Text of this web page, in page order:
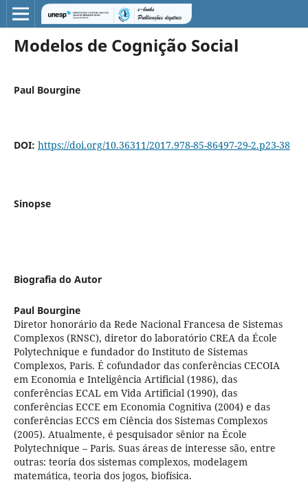
Modelos de Cognição Social
Paul Bourgine
DOI: https://doi.org/10.36311/2017.978-85-86497-29-2.p23-38
Sinopse
Biografia do Autor
Paul Bourgine
Diretor honorário da Rede Nacional Francesa de Sistemas
Complexos (RNSC), diretor do laboratório CREA da École
Polytechnique e fundador do Instituto de Sistemas
Complexos, Paris. É cofundador das conferências CECOIA
em Economia e Inteligência Artificial (1986), das
conferências ECAL em Vida Artificial (1990), das
conferências ECCE em Economia Cognitiva (2004) e das
conferências ECCS em Ciência dos Sistemas Complexos
(2005). Atualmente, é pesquisador sênior na École
Polytechnique – Paris. Suas áreas de interesse são, entre
outras: teoria dos sistemas complexos, modelagem
matemática, teoria dos jogos, biofísica.